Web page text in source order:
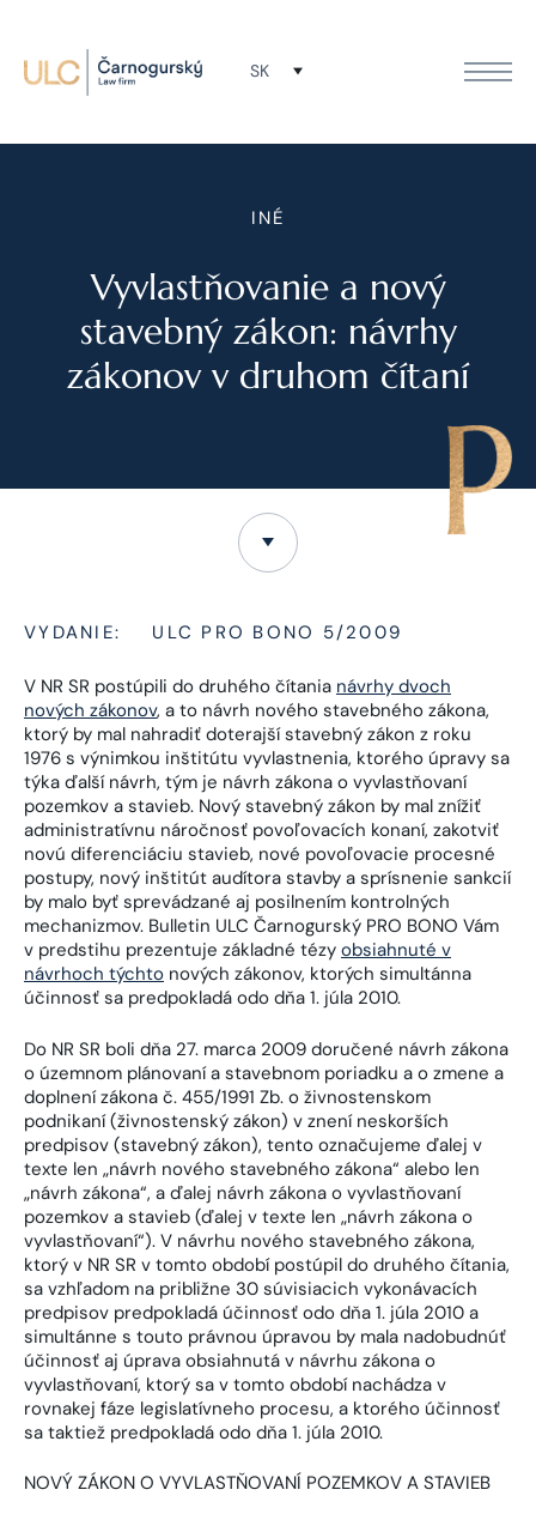
SK
INÉ
Vyvlastňovanie a nový
stavebný zákon: návrhy
zákonov v druhom čítaní
VYDANIE: ULC PRO BONO 5/2009
V NR SR postúpili do druhého čítania návrhy dvoch
nových zákonov, a to návrh nového stavebného zákona,
ktorý by mal nahradiť doterajší stavebný zákon z roku
1976 s výnimkou inštitútu vyvlastnenia, ktorého úpravy sa
týka ďalší návrh, tým je návrh zákona o vyvlastňovaní
pozemkov a stavieb. Nový stavebný zákon by mal znížiť
administratívnu náročnosť povoľovacích konaní, zakotviť
novú diferenciáciu stavieb, nové povoľovacie procesné
postupy, nový inštitút audítora stavby a sprísnenie sankcií
by malo byť sprevádzané aj posilnením kontrolných
mechanizmov. Bulletin ULC Čarnogurský PRO BONO Vám
v predstihu prezentuje základné tézy obsiahnuté v
návrhoch týchto nových zákonov, ktorých simultánna
účinnosť sa predpokladá odo dňa 1. júla 2010.
Do NR SR boli dňa 27. marca 2009 doručené návrh zákona
o územnom plánovaní a stavebnom poriadku a o zmene a
doplnení zákona č. 455/1991 Zb. o živnostenskom
podnikaní (živnostenský zákon) v znení neskorších
predpisov (stavebný zákon), tento označujeme ďalej v
texte len „návrh nového stavebného zákona“ alebo len
„návrh zákona“, a ďalej návrh zákona o vyvlastňovaní
pozemkov a stavieb (ďalej v texte len „návrh zákona o
vyvlastňovaní“). V návrhu nového stavebného zákona,
ktorý v NR SR v tomto období postúpil do druhého čítania,
sa vzhľadom na približne 30 súvisiacich vykonávacích
predpisov predpokladá účinnosť odo dňa 1. júla 2010 a
simultánne s touto právnou úpravou by mala nadobudnúť
účinnosť aj úprava obsiahnutá v návrhu zákona o
vyvlastňovaní, ktorý sa v tomto období nachádza v
rovnakej fáze legislatívneho procesu, a ktorého účinnosť
sa taktiež predpokladá odo dňa 1. júla 2010.
NOVÝ ZÁKON O VYVLASTŇOVANÍ POZEMKOV A STAVIEB